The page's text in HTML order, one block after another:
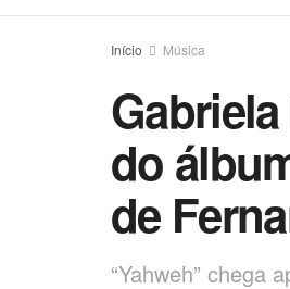
Início Música
do
de
“Yahweh” chega